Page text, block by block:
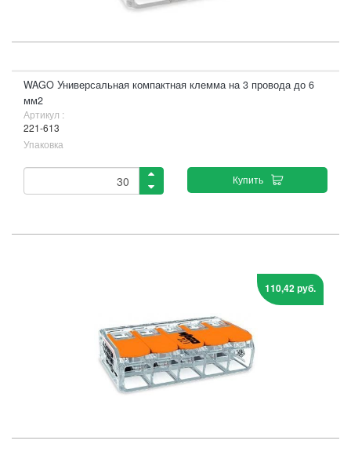
WAGO Универсальная компактная клемма на 3 провода до 6
мм2
Артикул :
221-613
Упаковка
Купить
110,42 руб.